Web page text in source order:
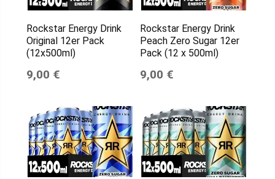
Rockstar Energy Drink
Original 12er Pack
(12x500ml)
9,00 €
Rockstar Energy Drink
Peach Zero Sugar 12er
Pack (12 x 500ml)
9,00 €